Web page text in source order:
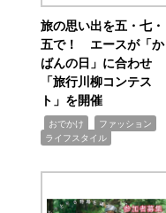
旅の思い出を五・七・
五で！ エースが「か
ばんの日」に合わせ
「旅行川柳コンテス
ト」を開催
おでかけ ファッション
ライフスタイル